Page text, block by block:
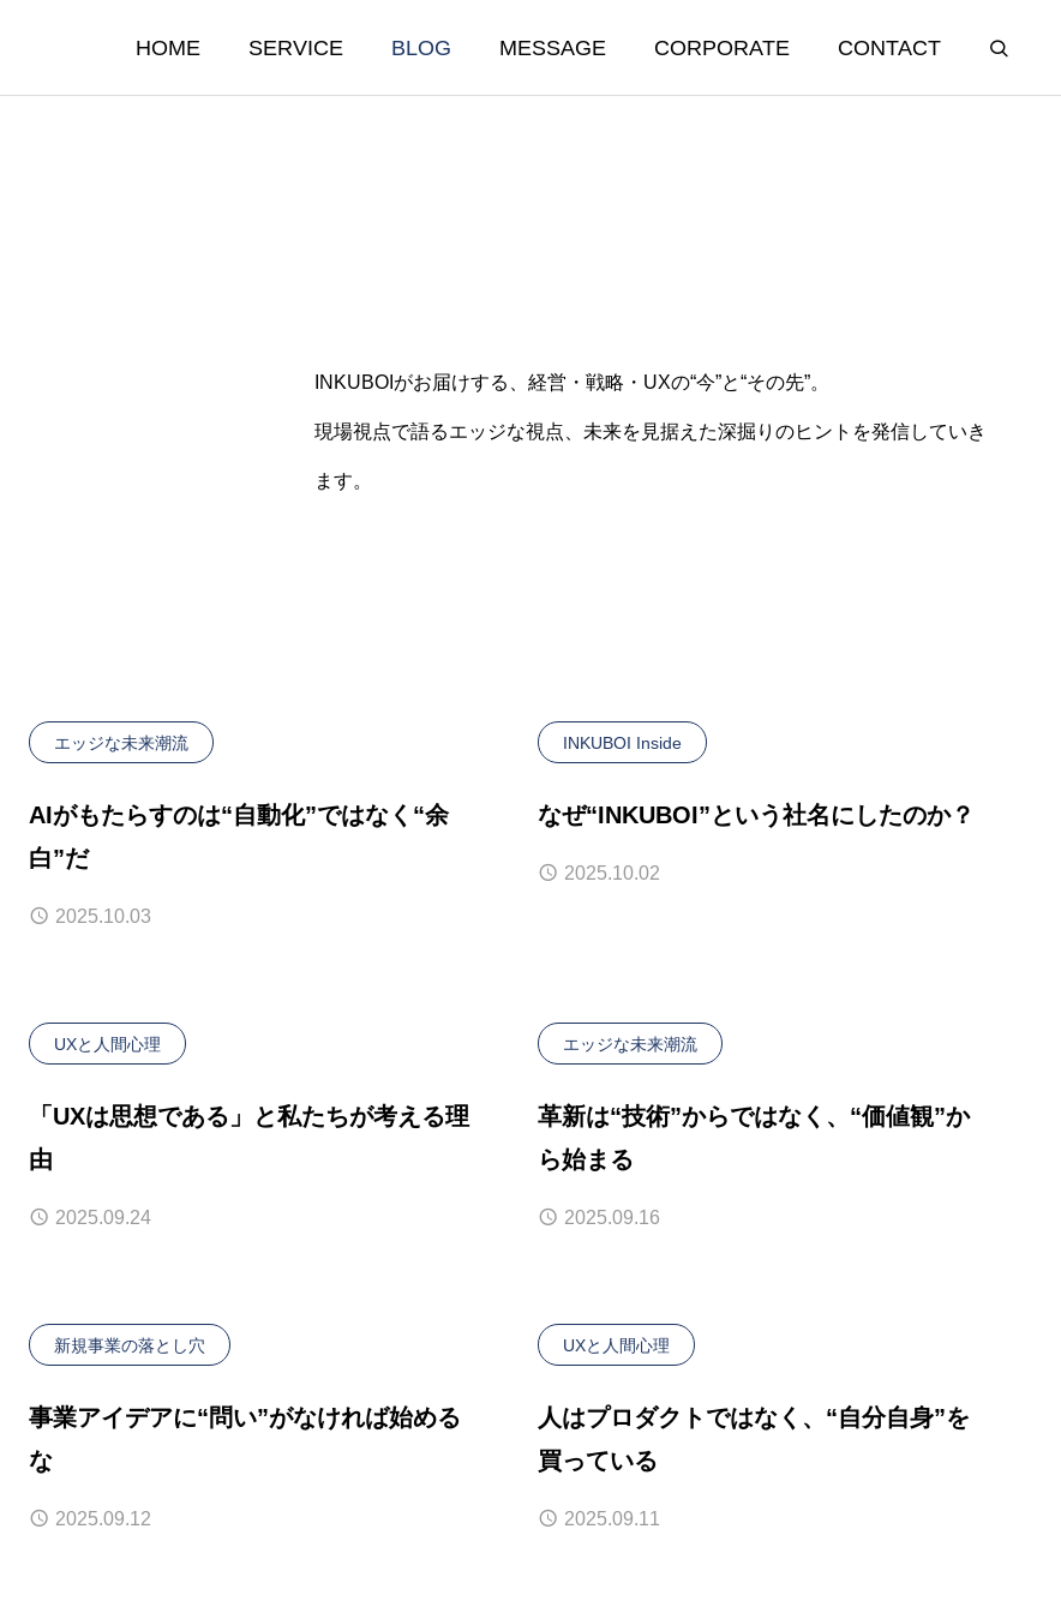
HOME SERVICE BLOG MESSAGE CORPORATE CONTACT
なぜ“INKUBOI”という社名にした
「こんな機能が欲しい」と言われ
INKUBOIがお届けする、経営・戦略・UXの“今”と“その先”。
現場視点で語るエッジな視点、未来を見据えた深掘りのヒントを発信していき
ます。
エッジな未来潮流
AIがもたらすのは“自動化”ではなく“余
白”だ
2025.10.03
INKUBOI Inside
なぜ“INKUBOI”という社名にしたのか？
2025.10.02
UXと人間心理
「UXは思想である」と私たちが考える理
由
2025.09.24
エッジな未来潮流
革新は“技術”からではなく、“価値観”か
ら始まる
2025.09.16
新規事業の落とし穴
事業アイデアに“問い”がなければ始める
な
2025.09.12
UXと人間心理
人はプロダクトではなく、“自分自身”を
買っている
2025.09.11